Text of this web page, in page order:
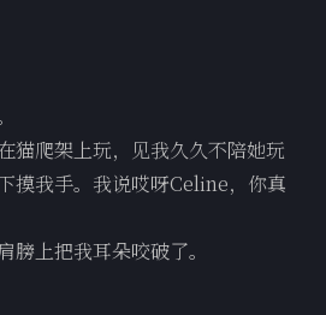
猫爬架上玩，见我久久不陪她玩
摸我手。我说哎呀Celine，你真
膀上把我耳朵咬破了。